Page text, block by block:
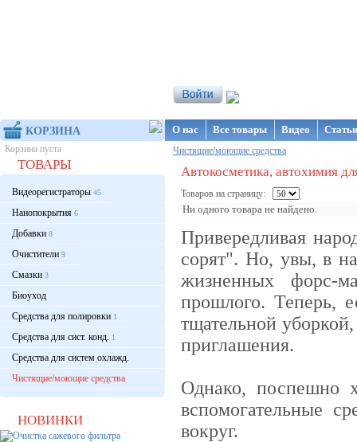
КОРЗИНА
Корзина пуста
ТОВАРЫ
Видеорегистраторы 45
Нанопокрытия 6
Добавки 8
Очистители 9
Смазки 3
Биоуход
Средства для полировки 1
Средства для сист. конд. 1
Средства для систем охлажд.
Чистящие/моющие средства
НОВИНКИ
О нас Все товары Видео
Чистящие/моющие средства
Автокосметика, автохимия
Товаров на страницу:
Ни одного товара не найдено.
Привередливая
сорят". Но, увы, в
жизненных форс-
прошлого. Теперь,
тщательной уборкой,
приглашения.
Однако, поспешно
вспомогательные
вокруг.